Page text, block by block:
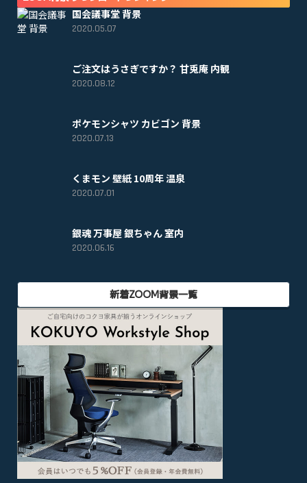
国会議事堂 背景
2020.05.07
ご注文はうさぎですか？ 甘兎庵 内観
2020.08.12
ポケモンシャツ カビゴン 背景
2020.07.13
くまモン 壁紙 10周年 温泉
2020.07.01
銀魂 万事屋 銀ちゃん 室内
2020.06.16
新着ZOOM背景一覧